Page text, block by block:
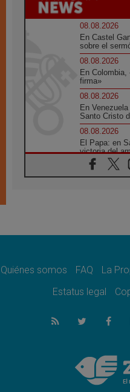
08.08.2026
En Castel
sobre el
08.08.2026
En
firma»
08.08.2026
En
Santo Cristo
08.08.2026
El Papa: en
victoria del
08.08.2026
León XIV
07.08.2026
07.08.2026
el
La matanza
muertos en
Tagle: La
revelación de
Quiénes somos FAQ La
Estatus legal